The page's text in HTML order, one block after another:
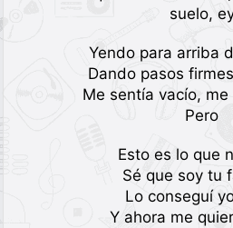
suelo,
Yendo para arriba
Dando pasos
Me sentía vacío,
Pero
Esto es lo que
Sé que soy tu
Lo conseguí
Y ahora me